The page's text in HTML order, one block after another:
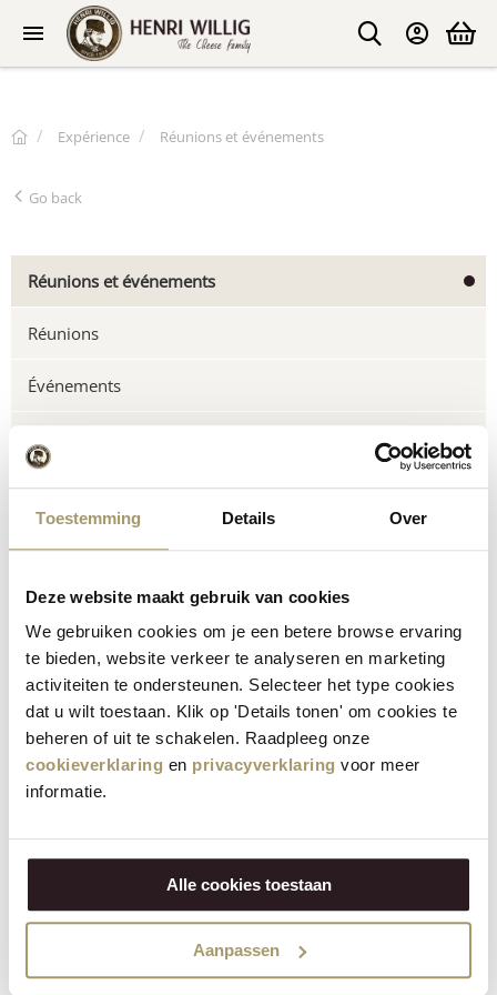
Toestemming Details Over
Deze website maakt gebruik van cookies
We gebruiken cookies om je een betere browse ervaring
te bieden, website verkeer te analyseren en marketing
activiteiten te ondersteunen. Selecteer het type cookies
dat u wilt toestaan. Klik op 'Details tonen' om cookies te
beheren of uit te schakelen. Raadpleeg onze
cookieverklaring en privacyverklaring voor meer
informatie.
Alle cookies toestaan
Aanpassen
Expérience Réunions et événements
Go back
Réunions et événements
Réunions
Événements
Réunions et événements
La Jacobs Hoeve à Katwoude est un lieu de réunion unique
artisanaux de Henri Willig. Ce lieu spécial à la ferme est
idéal pour des réunions, événements, sorties d’entreprise
et séances de motivation inspirantes.
Plusieurs espaces sont disponibles sur notre ferme
fromagère, aussi bien dans le restaurant que sur la ferme
biologique. Que vous souhaitiez organiser une réunion
avec un petit groupe ou un événement plus important,
Jacobs Hoeve.
CONTACTEZ-NOUS POUR CONNAÎTRE LES POSSIBILITÉS